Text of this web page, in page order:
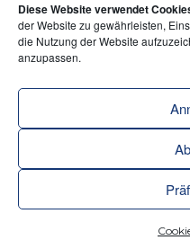
Diese Website verwendet
der Website zu gewährleisten,
die Nutzung der Website
anzupassen.